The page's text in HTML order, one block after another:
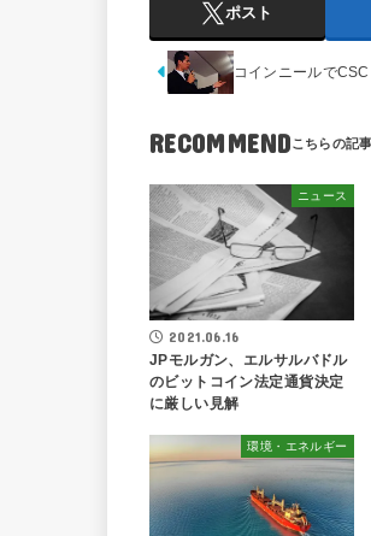
ポスト
コインニールで
RECOMMEND
ニュース
2021.06.16
JPモルガン、エルサルバドル
のビットコイン法定通貨決定
に厳しい見解
環境・エネルギー